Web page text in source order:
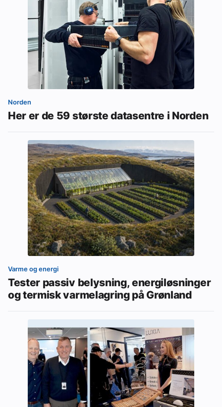
Norden
Her er de 59 største datasentre i Norden
Varme og energi
Tester passiv belysning, energiløsninger
og termisk varmelagring på Grønland